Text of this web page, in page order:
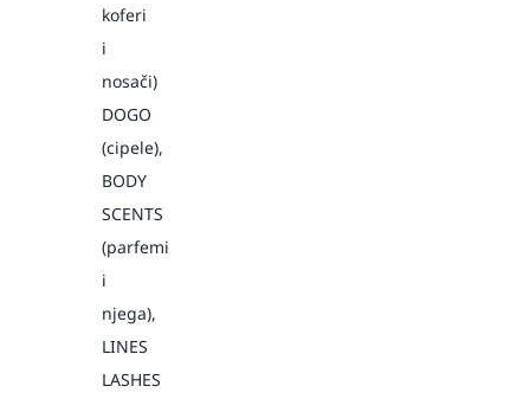
koferi
i
nosači)
DOGO
(cipele),
BODY
SCENTS
(parfemi
i
njega),
LINES
LASHES